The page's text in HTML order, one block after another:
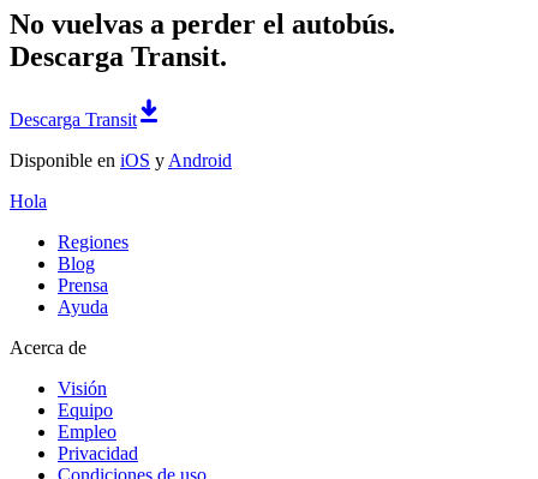
No vuelvas a perder el autobús.
Descarga Transit.
Descarga Transit
Disponible en iOS y Android
Hola
Regiones
Blog
Prensa
Ayuda
Acerca de
Visión
Equipo
Empleo
Privacidad
Condiciones de uso